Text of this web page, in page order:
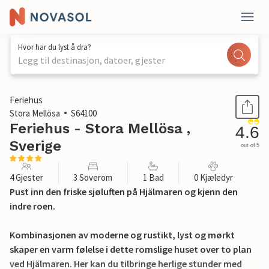
Hvor har du lyst å dra?
Legg til destinasjon, datoer, gjester
1 / 18
Feriehus
Stora Mellösa
S64100
Feriehus - Stora Mellösa ,
Sverige
4.6
out of 5
4 Gjester 3 Soverom 1 Bad 0 Kjæledyr
Pust inn den friske sjøluften på Hjälmaren og kjenn den
indre roen.
Kombinasjonen av moderne og rustikt, lyst og mørkt
skaper en varm følelse i dette romslige huset over to plan
ved Hjälmaren. Her kan du tilbringe herlige stunder med